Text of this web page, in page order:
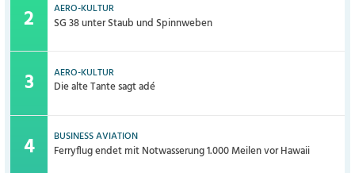
AERO-KULTUR
SG 38 unter Staub und Spinnweben
AERO-KULTUR
Die alte Tante sagt adé
BUSINESS AVIATION
Ferryflug endet mit Notwasserung 1.000 Meilen vor Hawaii